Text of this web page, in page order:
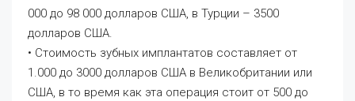
000 до 98 000 долларов США, в Турции – 3500
долларов США.
• Стоимость зубных имплантатов составляет от
1.000 до 3000 долларов США в Великобритании или
США, в то время как эта операция стоит от 500 до